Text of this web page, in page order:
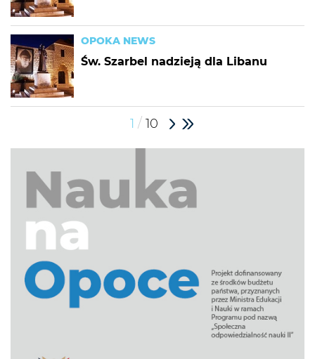
OPOKA NEWS
Św. Szarbel nadzieją dla Libanu
1 / 10